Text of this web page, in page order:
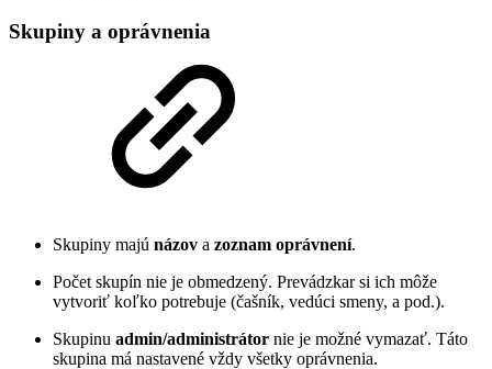
Skupiny a oprávnenia
Skupiny majú názov a zoznam oprávnení.
Počet skupín nie je obmedzený. Prevádzkar si ich môže
vytvoriť koľko potrebuje (čašník, vedúci smeny, a pod.).
Skupinu admin/administrátor nie je možné vymazať. Táto
skupina má nastavené vždy všetky oprávnenia.